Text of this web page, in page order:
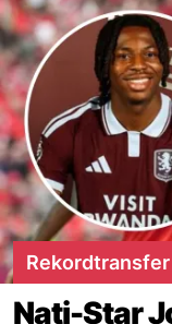
Rekordtransfer
Nati-Star